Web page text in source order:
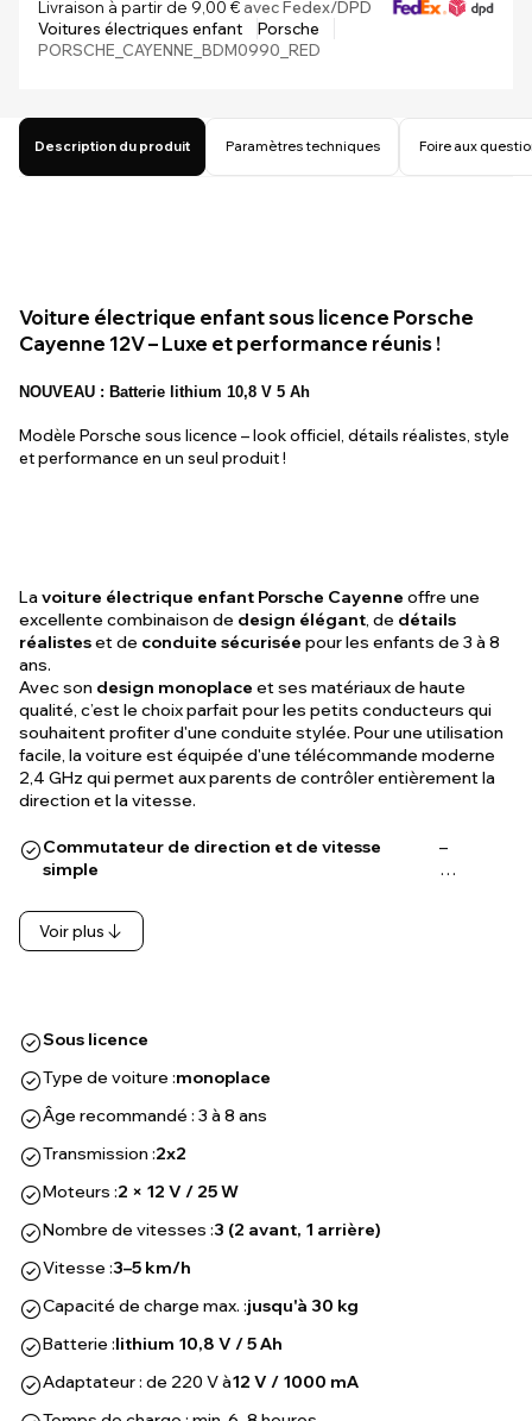
Livraison à partir de 9,00 €avec Fedex/DPD
Voitures électriques enfant
Porsche
PORSCHE_CAYENNE_BDM0990_RED
Description du produit Paramètres techniques Foire aux
Voiture électrique enfant sous licence Porsche
Cayenne 12V – Luxe et performance réunis !
NOUVEAU : Batterie lithium 10,8 V 5 Ah
Modèle Porsche sous licence – look officiel, détails réalistes, style
et performance en un seul produit !
La voiture électrique enfant Porsche Cayenne offre une
excellente combinaison de design élégant, de détails
réalisteset de conduite sécurisée pour les enfants de 3 à 8
ans.
Avec son design monoplace et ses matériaux de haute
qualité, c’est le choix parfait pour les petits conducteurs qui
souhaitent profiter d'une conduite stylée. Pour une utilisation
facile, la voiture est équipée d'une télécommande moderne
2,4 GHz qui permet aux parents de contrôler entièrement la
direction et la vitesse.
Commutateur de direction et de vitesse
simple
–
…
Voir plus
Sous licence
Type de voiture :monoplace
Âge recommandé : 3 à 8 ans
Transmission :2x2
Moteurs :2 × 12 V / 25 W
Nombre de vitesses :3 (2 avant, 1 arrière)
Vitesse :3–5 km/h
Capacité de charge max. :jusqu'à 30 kg
Batterie :lithium 10,8 V / 5 Ah
Adaptateur : de 220 V à12 V / 1000 mA